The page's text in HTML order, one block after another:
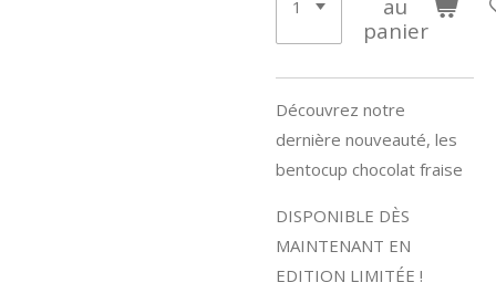
au
panier
Découvrez notre
dernière nouveauté, les
bentocup chocolat fraise
DISPONIBLE DÈS
MAINTENANT EN
EDITION LIMITÉE !